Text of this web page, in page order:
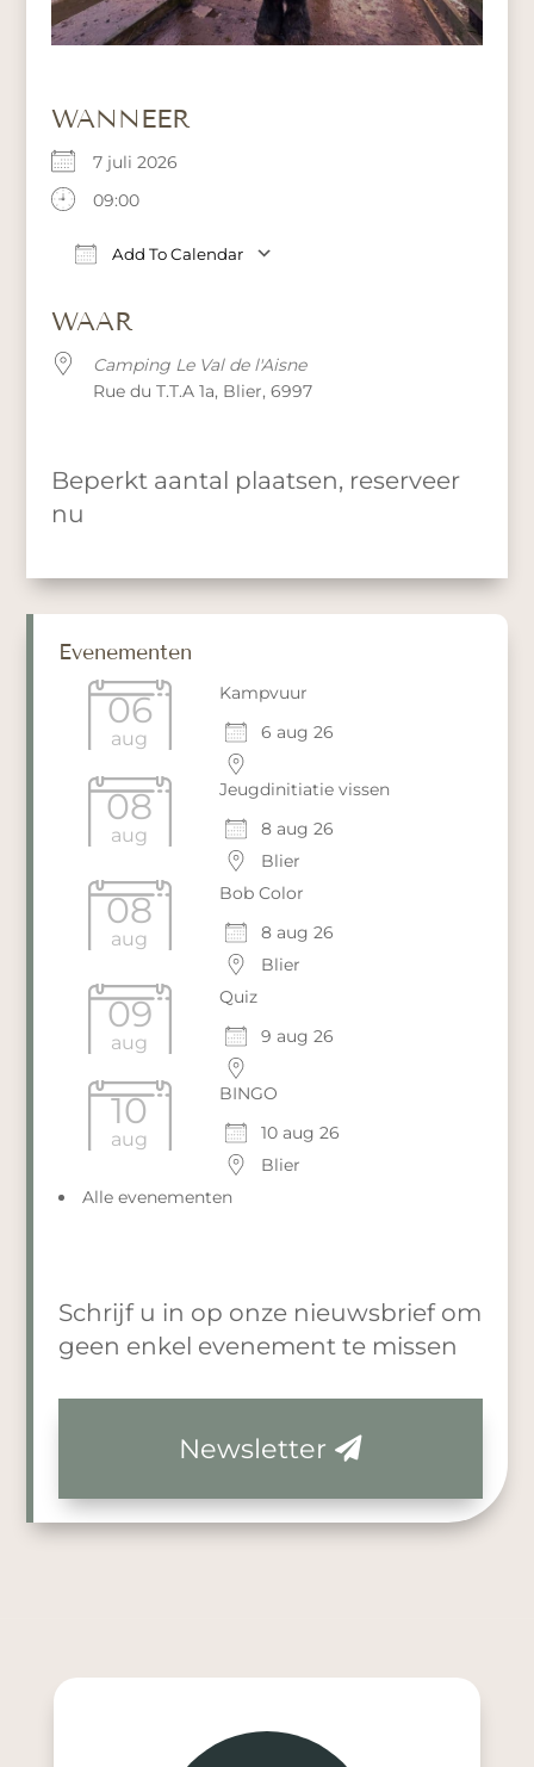
WANNEER
7 juli 2026
09:00
Add To Calendar
WAAR
Camping Le Val de l'Aisne
Rue du T.T.A 1a, Blier, 6997
Beperkt aantal plaatsen, reserveer
nu
Evenementen
06
aug
Kampvuur
6 aug 26
08
aug
Jeugdinitiatie vissen
8 aug 26
Blier
08
aug
Bob Color
8 aug 26
Blier
09
aug
Quiz
9 aug 26
10
aug
BINGO
10 aug 26
Blier
Alle evenementen
Schrijf u in op onze nieuwsbrief om
geen enkel evenement te missen
Newsletter